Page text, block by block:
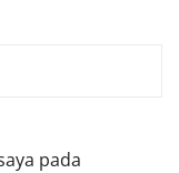
pada